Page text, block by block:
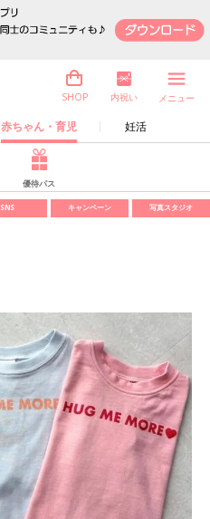
赤ちゃん・育児 妊活
SHOP 内祝い メニュー
優待パス
SNS キャンペーン 写真スタジオ